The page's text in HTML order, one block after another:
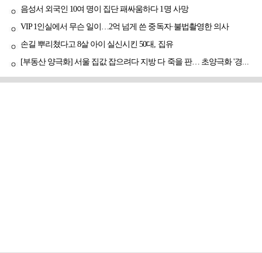
음성서 외국인 10여 명이 집단 패싸움하다 1명 사망
VIP 1인실에서 무슨 일이…2억 넘게 쓴 중독자·불법촬영한 의사
손길 뿌리쳤다고 8살 아이 실신시킨 50대, 집유
[부동산 양극화] 서울 집값 잡으려다 지방 다 죽을 판… 초양극화 '경고등'